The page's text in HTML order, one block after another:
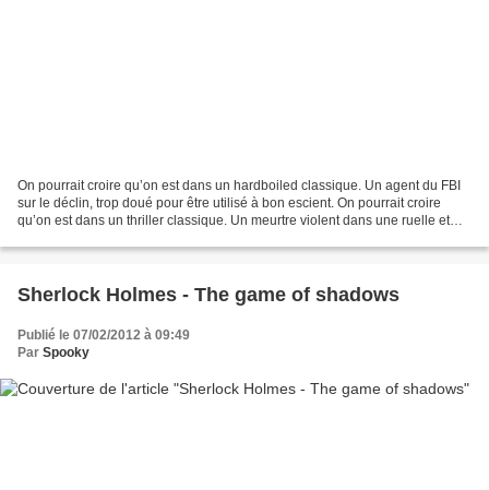
On pourrait croire qu’on est dans un hardboiled classique. Un agent du FBI
sur le déclin, trop doué pour être utilisé à bon escient. On pourrait croire
qu’on est dans un thriller classique. Un meurtre violent dans une ruelle et
Sherlock Holmes - The game of shadows
Publié le 07/02/2012 à 09:49
Par Spooky